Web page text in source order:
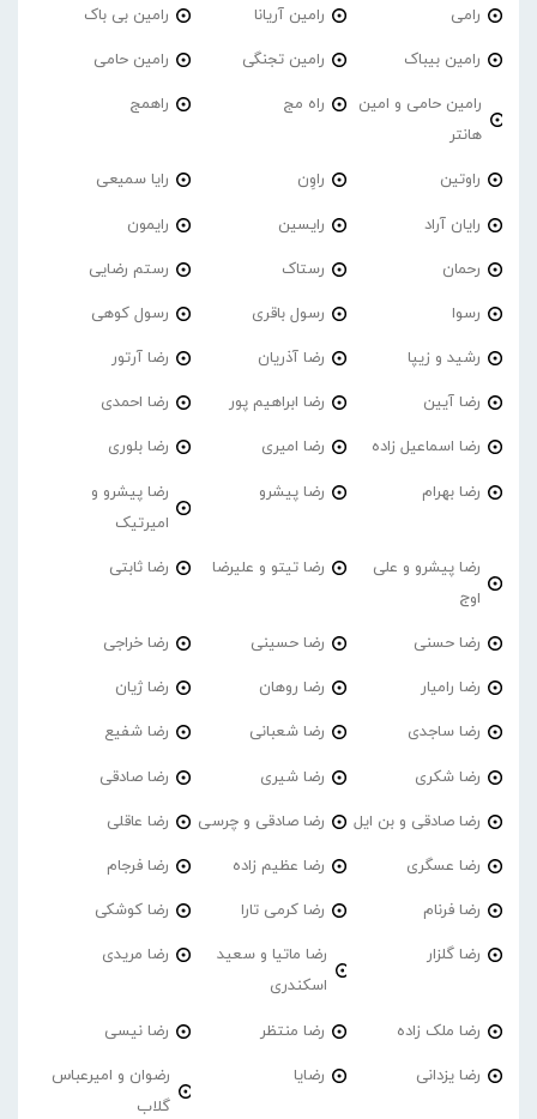
رامی رامین آریانا رامین بی باک
رامین بیباک رامین تجنگی رامین حامی
رامین حامی و امین
هانتر
راه مج راهمج
راوتین راوِن رایا سمیعی
رایان آراد رایسین رایمون
رحمان رستاک رستم رضایی
رسوا رسول باقری رسول کوهی
رشید و زیپا رضا آذریان رضا آرتور
رضا آیین رضا ابراهیم پور رضا احمدی
رضا اسماعیل زاده رضا امیری رضا بلوری
رضا بهرام رضا پیشرو
رضا پیشرو و
امیرتیک
رضا پیشرو و علی
اوج
رضا تیتو و علیرضا رضا ثابتی
رضا حسنی رضا حسینی رضا خراجی
رضا رامیار رضا روهان رضا ژیان
رضا ساجدی رضا شعبانی رضا شفیع
رضا شکری رضا شیری رضا صادقی
رضا صادقی و بن ایل رضا صادقی و چرسی رضا عاقلی
رضا عسگری رضا عظیم زاده رضا فرجام
رضا فرنام رضا کرمی تارا رضا کوشکی
رضا گلزار
رضا ماتیا و سعید
اسکندری
رضا مریدی
رضا ملک زاده رضا منتظر رضا نیسی
رضا یزدانی رضایا
رضوان و امیرعباس
گلاب